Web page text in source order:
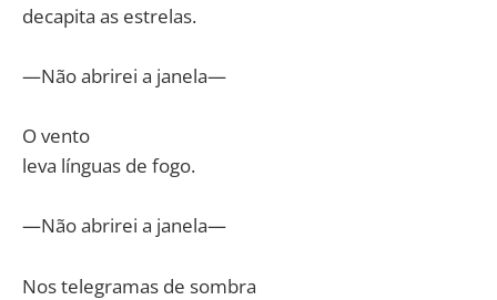
decapita as estrelas.
—Não abrirei a janela—
O vento
leva línguas de fogo.
—Não abrirei a janela—
Nos telegramas de sombra